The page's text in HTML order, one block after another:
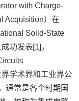
with Charge-
Acquisition）在
Solid-State
功发表[1]。
学术界和工业界公
通常是各个时期国